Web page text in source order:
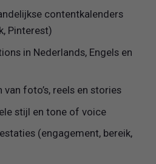
contentkalenders
Pinterest)
in Nederlands, Engels en
van foto’s, reels en stories
stijl en tone of voice
(engagement, bereik,